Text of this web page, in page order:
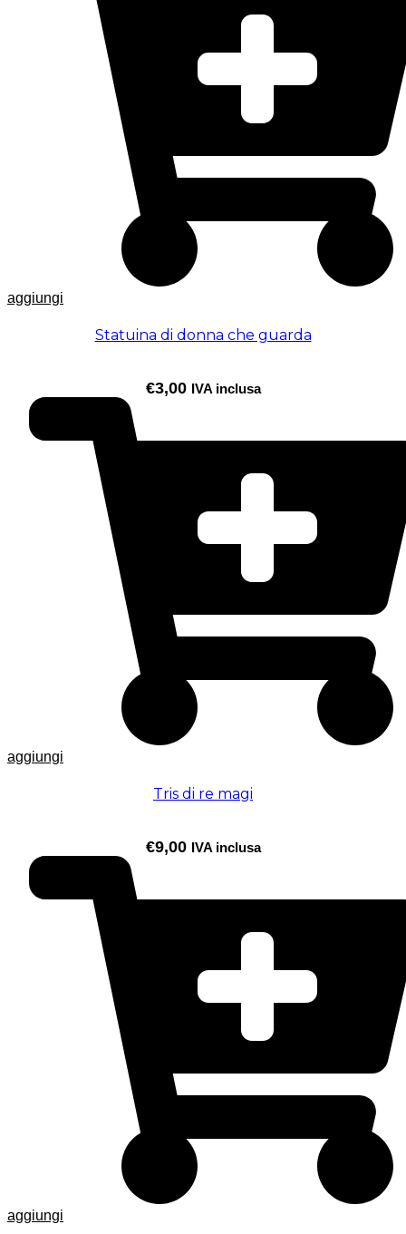
aggiungi
Statuina di donna che guarda
€3,00 IVA inclusa
aggiungi
Tris di re magi
€9,00 IVA inclusa
aggiungi